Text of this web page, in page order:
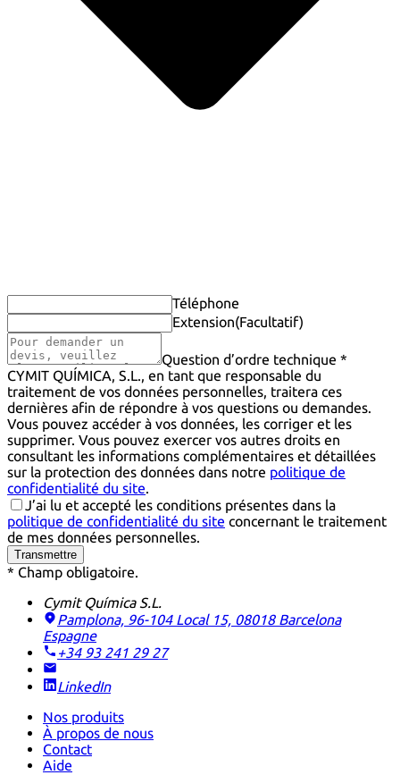
Téléphone
Extension(Facultatif)
Question d’ordre technique *
CYMIT QUÍMICA, S.L., en tant que responsable du
traitement de vos données personnelles, traitera ces
dernières afin de répondre à vos questions ou demandes.
Vous pouvez accéder à vos données, les corriger et les
supprimer. Vous pouvez exercer vos autres droits en
consultant les informations complémentaires et détaillées
sur la protection des données dans notre politique de
confidentialité du site.
J’ai lu et accepté les conditions présentes dans la
politique de confidentialité du site concernant le traitement
de mes données personnelles.
Transmettre
* Champ obligatoire.
Cymit Química S.L.
Pamplona, 96-104 Local 15, 08018 Barcelona
Espagne
+34 93 241 29 27
LinkedIn
Nos produits
À propos de nous
Contact
Aide